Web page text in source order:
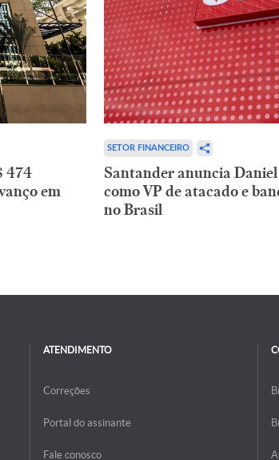
474
em
SETOR FINANCEIRO
Santander anuncia Daniel
como VP de atacado e
no Brasil
ATENDIMENTO
Correções
Portal do assinante
Fale conosco